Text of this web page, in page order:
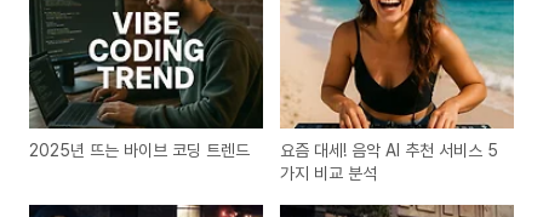
2025년 뜨는 바이브 코딩 트렌드
요즘 대세! 음악 AI 추천 서비스 5
가지 비교 분석